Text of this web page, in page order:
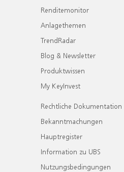
Renditemonitor
Anlagethemen
TrendRadar
Blog & Newsletter
Produktwissen
My KeyInvest
Rechtliche Dokumentation
Bekanntmachungen
Hauptregister
Information zu UBS
Nutzungsbedingungen